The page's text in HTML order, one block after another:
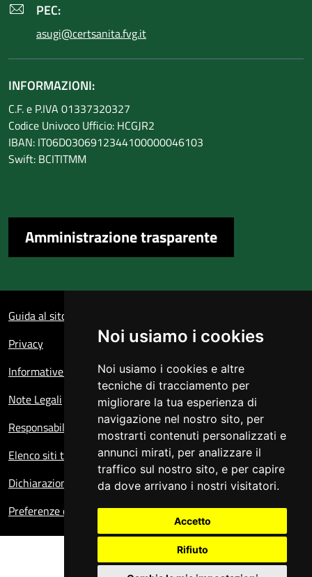
Noi usiamo i cookies
Noi usiamo i cookies e altre
tecniche di tracciamento per
migliorare la tua esperienza di
navigazione nel nostro sito, per
mostrarti contenuti personalizzati e
annunci mirati, per analizzare il
traffico sul nostro sito, e per capire
da dove arrivano i nostri visitatori.
Accetto
Rifiuto
PEC:
asugi@certsanita.fvg.it
INFORMAZIONI:
C.F. e P.IVA 01337320327
Codice Univoco Ufficio: HCGJR2
IBAN: IT06D0306912344100000046103
Swift: BCITITMM
Amministrazione trasparente
Guida al sito
Privacy
Informative sul trattamento dei dati personali
Note Legali
Responsabile del sito
Elenco siti tematici
Dichiarazione di accessibilità
Preferenze cookie